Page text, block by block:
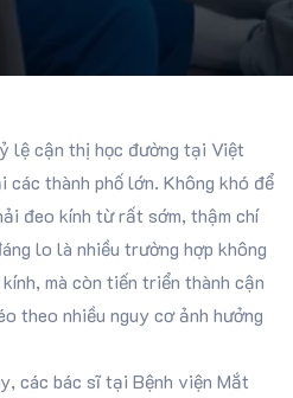
lệ cận thị học đường tại Việt
các thành phố lớn. Không khó để
đeo kính từ rất sớm, thậm chí
lo là nhiều trường hợp không
mà còn tiến triển thành cận
theo nhiều nguy cơ ảnh hưởng
các bác sĩ tại Bệnh viện Mắt